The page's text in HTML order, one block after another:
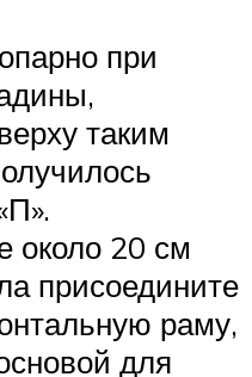
при
таким
около 20 см
присоедините
раму,
для